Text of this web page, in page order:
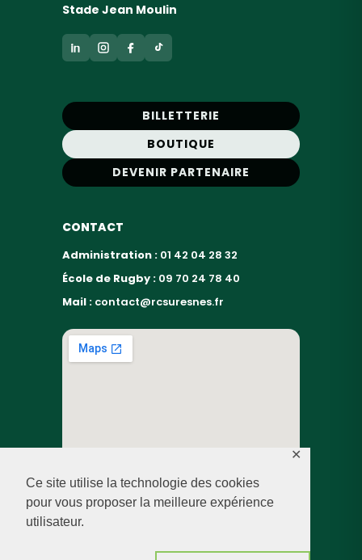
Ce site utilise la technologie des cookies
pour vous proposer la meilleure expérience
utilisateur.
✕
Stade Jean Moulin
BILLETTERIE
BOUTIQUE
DEVENIR PARTENAIRE
CONTACT
Administration : 01 42 04 28 32
École de Rugby : 09 70 24 78 40
Mail : contact@rcsuresnes.fr
© RUGBY CLUB SURESNES – 2026 — TOUS DROITS